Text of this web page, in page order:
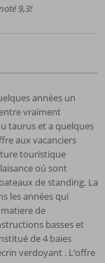
9,3!
années un
vraiment
taurus et a quelques
aux vacanciers
touristique
oú sont
de standing. La
les années qui
de
basses et
de 4 baies
verdoyant . L‘offre